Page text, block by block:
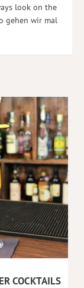
look on the
gehen wir mal
COCKTAILS